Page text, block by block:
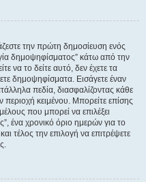
την πρώτη δημοσίευση ενός
δημοψηφίσματος” κάτω από την
να το δείτε αυτό, δεν έχετε τα
δημοψηφίσματα. Εισάγετε έναν
πεδία, διασφαλίζοντας κάθε
περιοχή κειμένου. Μπορείτε επίσης
που μπορεί να επιλέξει
ένα χρονικό όριο ημερών για το
τέλος την επιλογή να επιτρέψετε